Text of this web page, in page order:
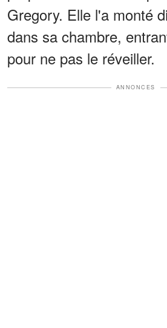
Gregory. Elle l'a monté
dans sa chambre,
pour ne pas le réveiller.
ANNONCES